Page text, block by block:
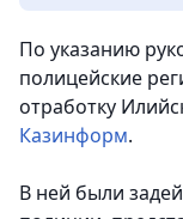
По указанию
полицейские
отработку
Казинформ.
В ней были